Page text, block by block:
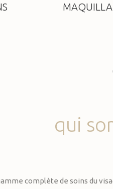
qui
complète de soins du